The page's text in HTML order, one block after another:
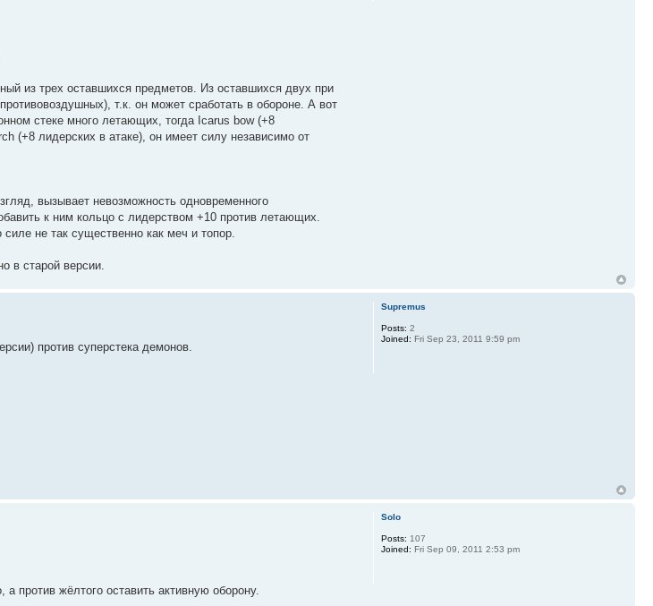
из трех оставшихся предметов. Из оставшихся двух при
т.к. он может сработать в обороне. А вот
стеке много летающих, тогда Icarus bow (+8
(+8 лидерских в атаке), он имеет силу независимо от
вызывает невозможность одновременного
к ним кольцо с лидерством +10 против летающих.
не так существенно как меч и топор.
в старой версии.
против суперстека демонов.
Supremus
Posts: 2
Joined: Fri Sep 23, 2011 9:59 pm
против жёлтого оставить активную оборону.
Solo
Posts: 107
Joined: Fri Sep 09, 2011 2:53 pm